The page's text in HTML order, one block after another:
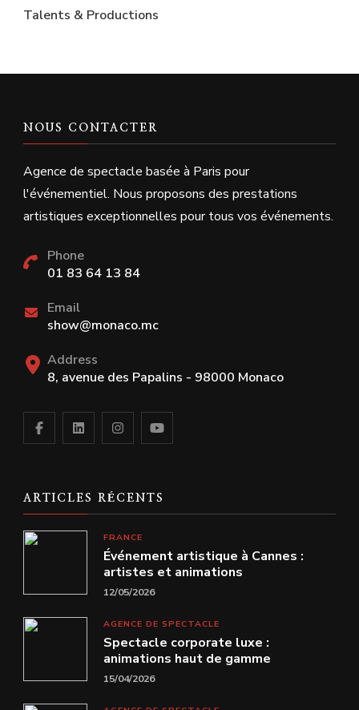
Talents & Productions
NOUS CONTACTER
Agence de spectacle basée à Paris pour
l'événementiel. Nous proposons des prestations
artistiques exceptionnelles pour tous vos événements.
Phone
01 83 64 13 84
Email
show@monaco.mc
Address
8, avenue des Papalins - 98000 Monaco
ARTICLES RÉCENTS
FRANCE
Événement artistique à Cannes :
artistes et animations
12/05/2026
AGENCE DE SPECTACLE
Spectacle corporate luxe :
animations haut de gamme
15/04/2026